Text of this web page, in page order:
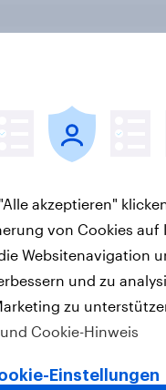
in
Ranking
Kunden-
akzeptieren"
von Cookies auf
Websitenavigation
und zu
zu
Cookie-Hinweis
Einstellungen